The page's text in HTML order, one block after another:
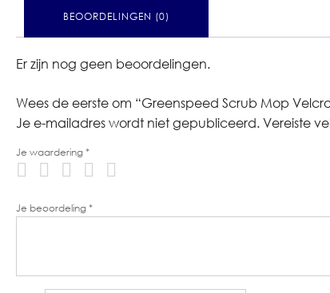
BEOORDELINGEN (0)
Er zijn nog geen beoordelingen.
Wees de eerste om “Greenspeed Scrub Mop
Je e-mailadres wordt niet gepubliceerd.Vereiste
Je waardering*
Je beoordeling*